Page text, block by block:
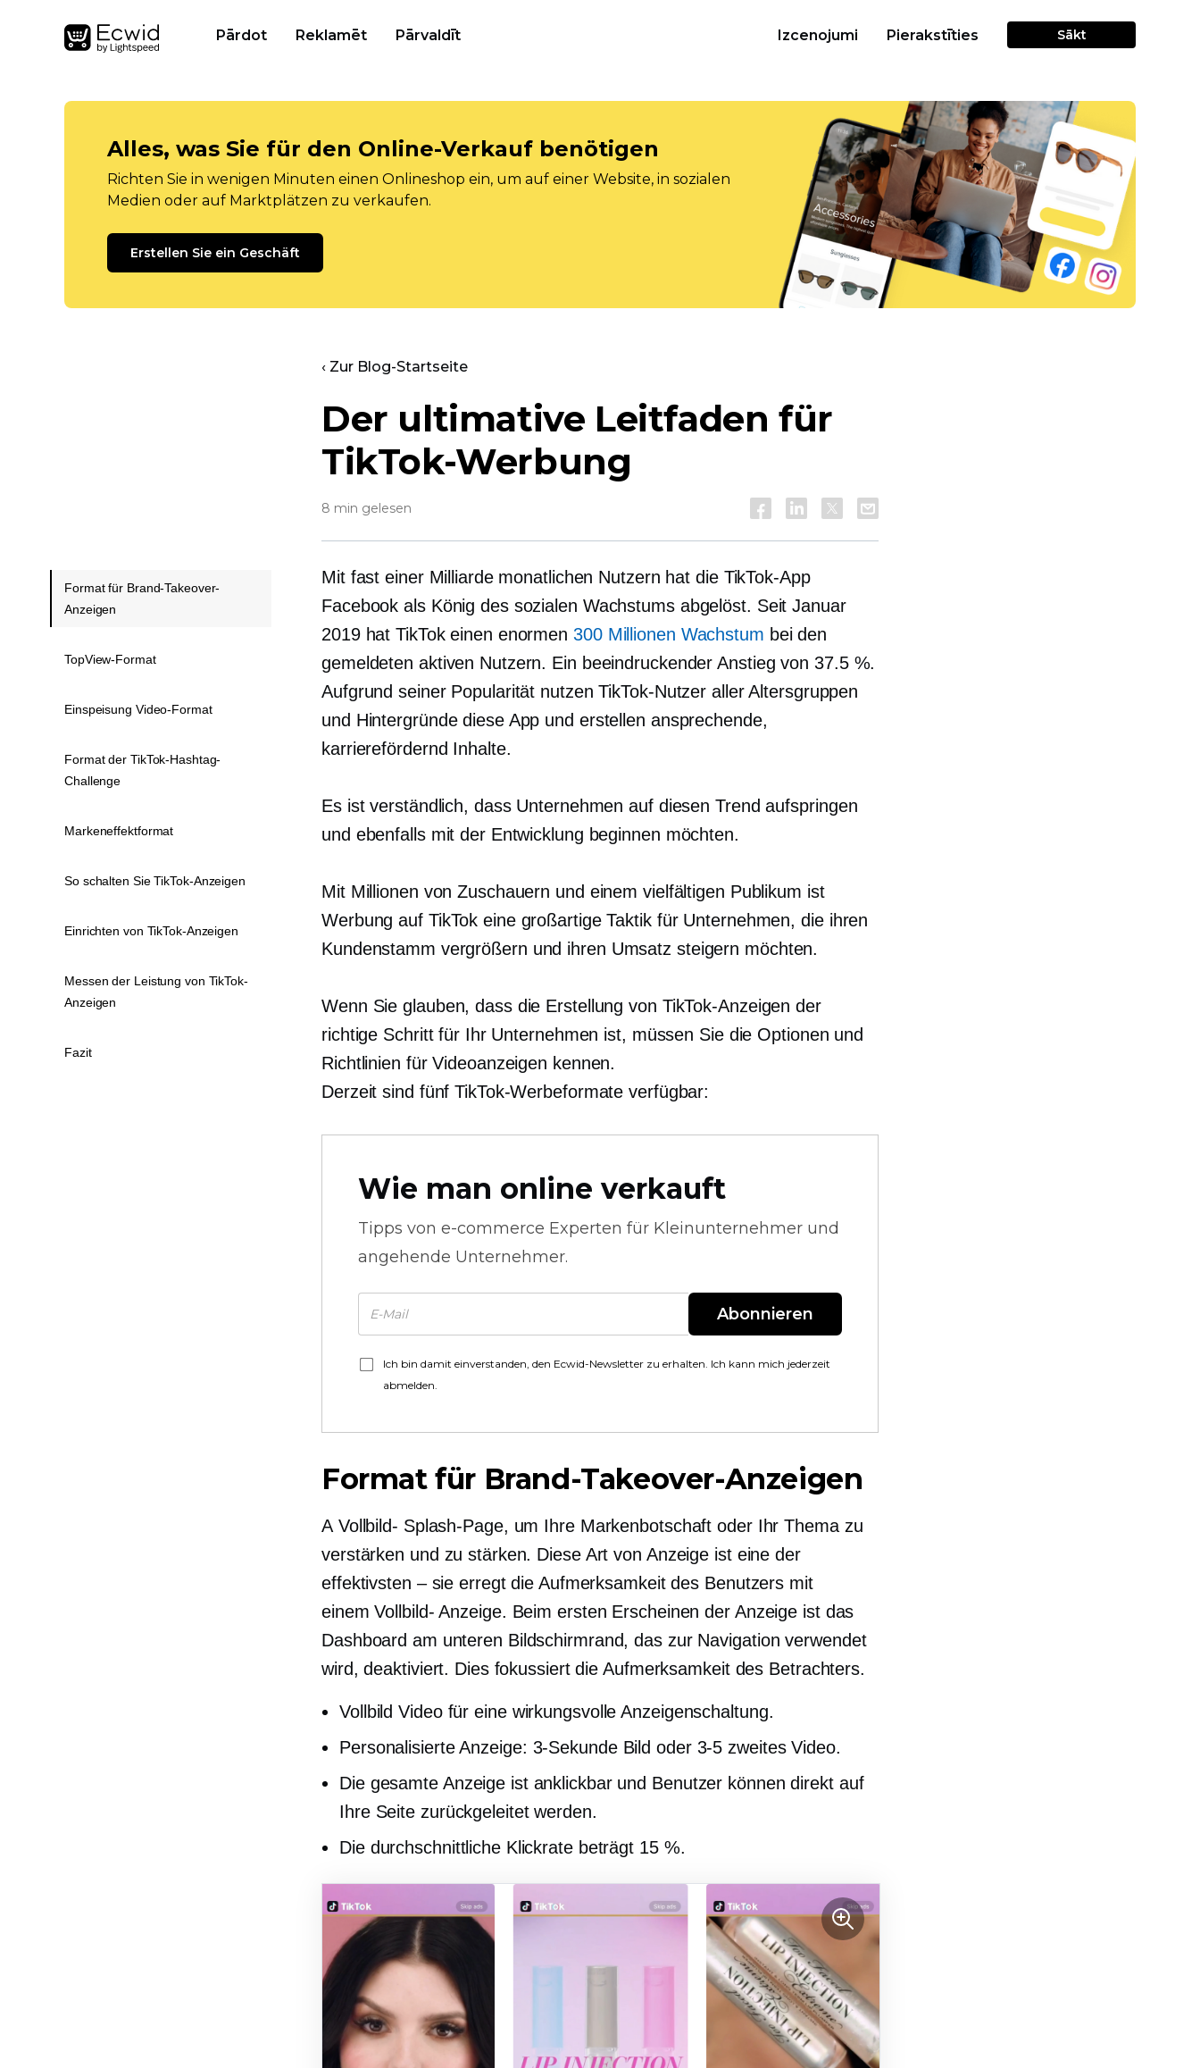
Pārdot Reklamēt Pārvaldīt Izcenojumi Pierakstīties Sākt
Alles, was Sie für den Online-Verkauf benötigen
Richten Sie in wenigen Minuten einen Onlineshop ein, um auf einer Website, in sozialen
Medien oder auf Marktplätzen zu verkaufen.
Erstellen Sie ein Geschäft
‹ Zur Blog-Startseite
Der ultimative Leitfaden für
TikTok-Werbung
8 min gelesen
Mit fast einer Milliarde monatlichen Nutzern hat die TikTok-App
Facebook als König des sozialen Wachstums abgelöst. Seit Januar
2019 hat TikTok einen enormen 300 Millionen Wachstum bei den
gemeldeten aktiven Nutzern. Ein beeindruckender Anstieg von 37.5 %.
Aufgrund seiner Popularität nutzen TikTok-Nutzer aller Altersgruppen
und Hintergründe diese App und erstellen ansprechende,
karrierefördernd Inhalte.
Es ist verständlich, dass Unternehmen auf diesen Trend aufspringen
und ebenfalls mit der Entwicklung beginnen möchten.
Mit Millionen von Zuschauern und einem vielfältigen Publikum ist
Werbung auf TikTok eine großartige Taktik für Unternehmen, die ihren
Kundenstamm vergrößern und ihren Umsatz steigern möchten.
Wenn Sie glauben, dass die Erstellung von TikTok-Anzeigen der
richtige Schritt für Ihr Unternehmen ist, müssen Sie die Optionen und
Richtlinien für Videoanzeigen kennen.
Derzeit sind fünf TikTok-Werbeformate verfügbar:
Wie man online verkauft
Tipps von e-commerce Experten für Kleinunternehmer und
angehende Unternehmer.
Abonnieren
Ich bin damit einverstanden, den Ecwid-Newsletter zu erhalten. Ich kann mich jederzeit
abmelden.
Format für Brand-Takeover-Anzeigen
A Vollbild- Splash-Page, um Ihre Markenbotschaft oder Ihr Thema zu
verstärken und zu stärken. Diese Art von Anzeige ist eine der
effektivsten – sie erregt die Aufmerksamkeit des Benutzers mit
einemVollbild- Anzeige. Beim ersten Erscheinen der Anzeige ist das
Dashboard am unteren Bildschirmrand, das zur Navigation verwendet
wird, deaktiviert. Dies fokussiert die Aufmerksamkeit des Betrachters.
Vollbild Video für eine wirkungsvolle Anzeigenschaltung.
Personalisierte Anzeige: 3-SekundeBild oder 3-5 zweites Video.
Die gesamte Anzeige ist anklickbar und Benutzer können direkt auf
Ihre Seite zurückgeleitet werden.
Die durchschnittliche Klickrate beträgt 15 %.
Format für Brand-Takeover-
Anzeigen
TopView-Format
Einspeisung Video-Format
Format der TikTok-Hashtag-
Challenge
Markeneffektformat
So schalten Sie TikTok-Anzeigen
Einrichten von TikTok-Anzeigen
Messen der Leistung von TikTok-
Anzeigen
Fazit